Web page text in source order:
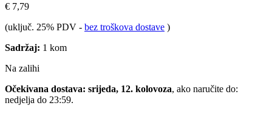
€ 7,79
(uključ. 25% PDV - bez troškova dostave )
Sadržaj: 1 kom
Na zalihi
Očekivana dostava: srijeda, 12. kolovoza, ako naručite do:
nedjelja do 23:59.